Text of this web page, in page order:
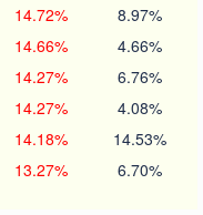
14.72% 8.97%
14.66% 4.66%
14.27% 6.76%
14.27% 4.08%
14.18% 14.53%
13.27% 6.70%